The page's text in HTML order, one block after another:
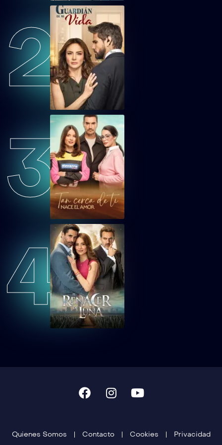
TCDTNEAEP53
Tan cerca de ti, nace el amor Capítulo 53
TCDTNEAEP54
Tan cerca de ti, nace el amor Capítulo 54
TCDTNEAEP55
Tan cerca de ti, nace el amor Capítulo 55
TCDTNEAEP56
Tan cerca de ti, nace el amor Capítulo 56
TCDTNEAEP57
Tan cerca de ti, nace el amor Capítulo 57
TCDTNEAEP58
Tan cerca de ti, nace el amor Capítulo 58
TCDTNEAEP59
Tan cerca de ti, nace el amor Capítulo 59
TCDTNEAEP60
Tan cerca de ti, nace el amor Capítulo 60
2
3
4
Quienes Somos Contacto Cookies Privacidad